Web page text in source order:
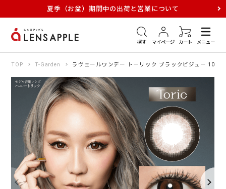
夏季（お盆）期間中の出荷と営業について
探す マイページ カート メニュー
アキュビュー メダリスト メガネ
TOP T-Garden ラヴェールワンデー トーリック ブラックビジュー 10枚